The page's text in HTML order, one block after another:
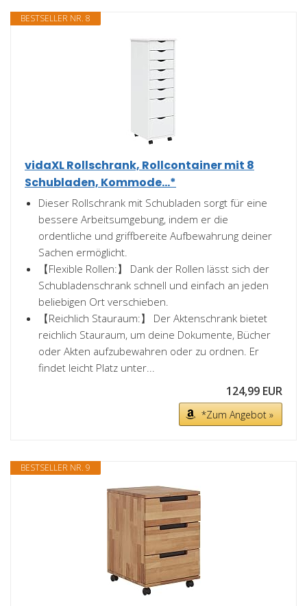
BESTSELLER NR. 8
vidaXL Rollschrank, Rollcontainer mit 8
Schubladen, Kommode...*
Dieser Rollschrank mit Schubladen sorgt für eine
bessere Arbeitsumgebung, indem er die
ordentliche und griffbereite Aufbewahrung deiner
Sachen ermöglicht.
【Flexible Rollen:】 Dank der Rollen lässt sich der
Schubladenschrank schnell und einfach an jeden
beliebigen Ort verschieben.
【Reichlich Stauraum:】 Der Aktenschrank bietet
reichlich Stauraum, um deine Dokumente, Bücher
oder Akten aufzubewahren oder zu ordnen. Er
findet leicht Platz unter...
124,99 EUR
*Zum Angebot »
BESTSELLER NR. 9